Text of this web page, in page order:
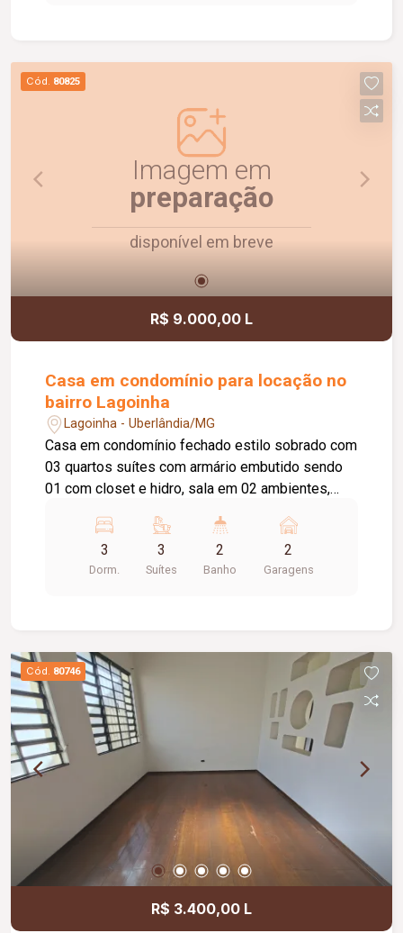
Cód. 80825
Imagem em
preparação
disponível em breve
R$ 9.000,00 L
Casa em condomínio para locação no
bairro Lagoinha
Lagoinha - Uberlândia/MG
Casa em condomínio fechado estilo sobrado com
03 quartos suítes com armário embutido sendo
01 com closet e hidro, sala em 02 ambientes,
cooktop/ coifa e forno, lavanderia com armário,
varanda gourmet com churrasqueira, piscina
aquecida, sauna, banheiro externo, 02 vagas de
3
Dorm.
3
Suítes
2
Banho
2
Garagens
Cód. 80746
R$ 3.400,00 L